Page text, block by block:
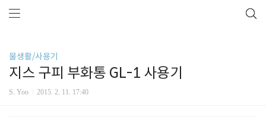
물생활/사용기
지스 구피 부화통 GL-1 사용기
S. Yoo 2015. 2. 11. 17:40